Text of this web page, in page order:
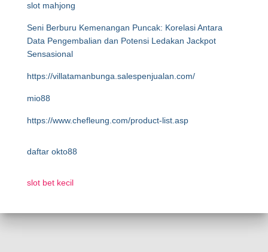
slot mahjong
Seni Berburu Kemenangan Puncak: Korelasi Antara
Data Pengembalian dan Potensi Ledakan Jackpot
Sensasional
https://villatamanbunga.salespenjualan.com/
mio88
https://www.chefleung.com/product-list.asp
daftar okto88
slot bet kecil